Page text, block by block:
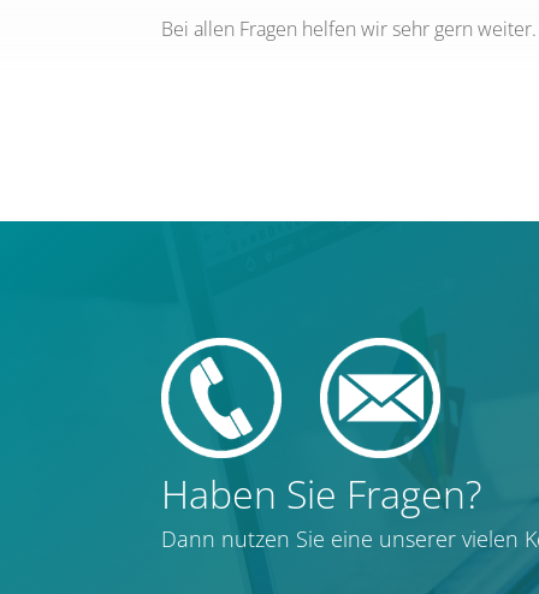
Bei allen Fra­gen hel­fen wir sehr gern weiter.
Haben Sie Fragen?
Dann nut­zen Sie eine unse­rer vie­len